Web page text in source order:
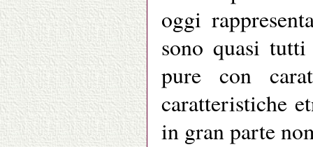
oggi
sono quasi
pure con
caratteristiche
in gran parte